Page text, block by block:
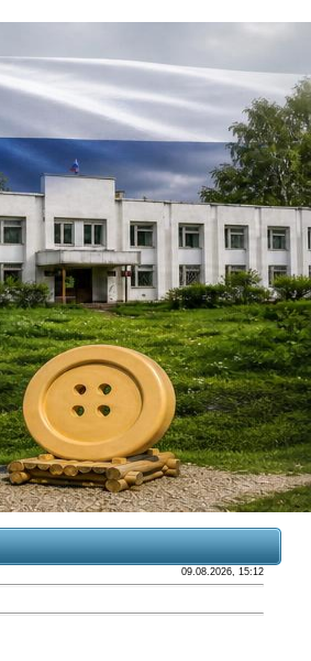
09.08.2026, 15:12